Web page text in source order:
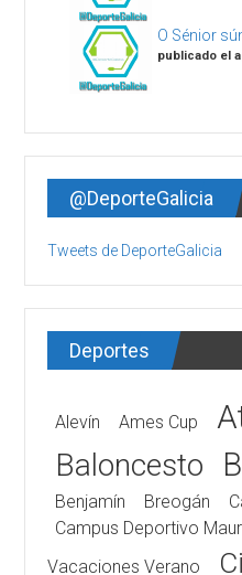
O Sénior
publicado el
@DeporteGalicia
Tweets de DeporteGalicia
Deportes
Alevín Ames Cup
Baloncesto
Benjamín Breogán
Campus Deportivo
Vacaciones Verano